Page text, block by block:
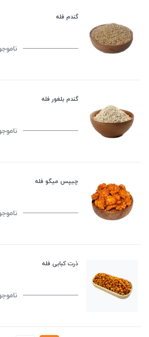
گندم فله
گندم بلغور فله
چیپس میگو فله
ذرت کبابی فله